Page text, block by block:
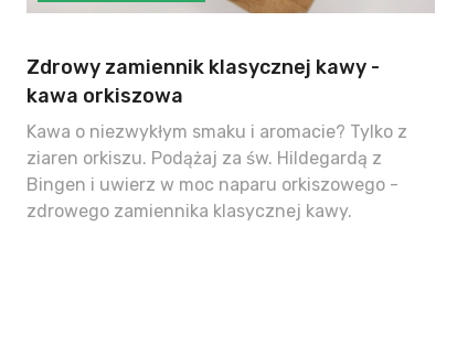
Zdrowy zamiennik klasycznej kawy -
kawa orkiszowa
Kawa o niezwykłym smaku i aromacie? Tylko z
ziaren orkiszu. Podążaj za św. Hildegardą z
Bingen i uwierz w moc naparu orkiszowego -
zdrowego zamiennika klasycznej kawy.